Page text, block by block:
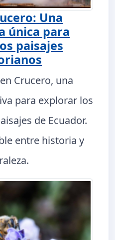
Una
única para
paisajes
Crucero, una
para explorar los
de Ecuador.
entre historia y